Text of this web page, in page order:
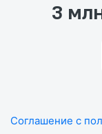
3
Соглашение с